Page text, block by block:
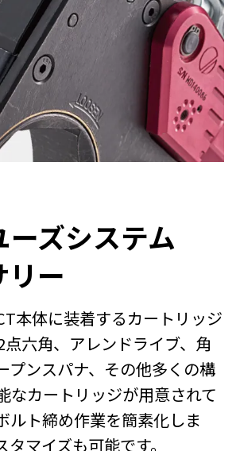
ーズシステム
リー
本体に装着するカートリッジ
六角、アレンドライブ、角
プンスパナ、その他多くの構
なカートリッジが用意されて
ルト締め作業を簡素化しま
マイズも可能です。